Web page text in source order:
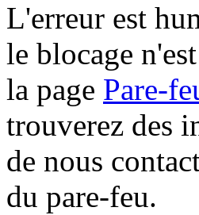
L'erreur est
le blocage
la page Pare-
trouverez des
de nous
du pare-feu.